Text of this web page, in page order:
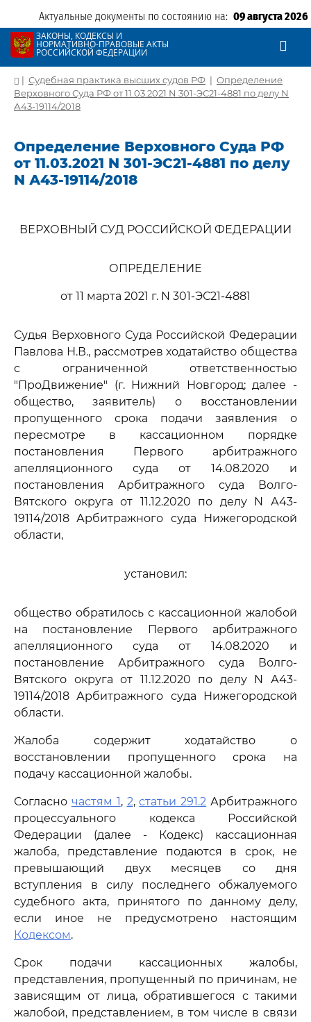
Актуальные документы по состоянию на: 09 августа 2026
ЗАКОНЫ, КОДЕКСЫ И
НОРМАТИВНО-ПРАВОВЫЕ АКТЫ
РОССИЙСКОЙ ФЕДЕРАЦИИ
| Судебная практика высших судов РФ | Определение
Верховного Суда РФ от 11.03.2021 N 301-ЭС21-4881 по делу N
А43-19114/2018
Определение Верховного Суда РФ
от 11.03.2021 N 301-ЭС21-4881 по делу
N А43-19114/2018
ВЕРХОВНЫЙ СУД РОССИЙСКОЙ ФЕДЕРАЦИИ
ОПРЕДЕЛЕНИЕ
от 11 марта 2021 г. N 301-ЭС21-4881
Судья Верховного Суда Российской Федерации
Павлова Н.В., рассмотрев ходатайство общества
с ограниченной ответственностью
"ПроДвижение" (г. Нижний Новгород; далее -
общество, заявитель) о восстановлении
пропущенного срока подачи заявления о
пересмотре в кассационном порядке
постановления Первого арбитражного
апелляционного суда от 14.08.2020 и
постановления Арбитражного суда Волго-
Вятского округа от 11.12.2020 по делу N А43-
19114/2018 Арбитражного суда Нижегородской
области,
установил:
общество обратилось с кассационной жалобой
на постановление Первого арбитражного
апелляционного суда от 14.08.2020 и
постановление Арбитражного суда Волго-
Вятского округа от 11.12.2020 по делу N А43-
19114/2018 Арбитражного суда Нижегородской
области.
Жалоба содержит ходатайство о
восстановлении пропущенного срока на
подачу кассационной жалобы.
Согласно частям 1, 2,статьи 291.2 Арбитражного
процессуального кодекса Российской
Федерации (далее - Кодекс) кассационная
жалоба, представление подаются в срок, не
превышающий двух месяцев со дня
вступления в силу последнего обжалуемого
судебного акта, принятого по данному делу,
если иное не предусмотрено настоящим
Кодексом.
Срок подачи кассационных жалобы,
представления, пропущенный по причинам, не
зависящим от лица, обратившегося с такими
жалобой, представлением, в том числе в связи